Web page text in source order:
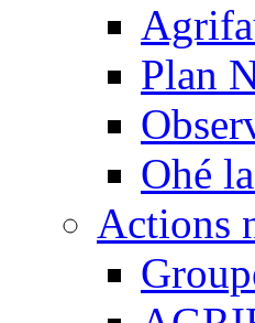
Plan
Ohé
Actions